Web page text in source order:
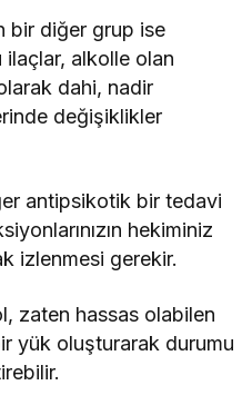
bir diğer grup ise
ilaçlar, alkolle olan
dahi, nadir
değişiklikler
antipsikotik bir tedavi
hekiminiz
izlenmesi gerekir.
zaten hassas olabilen
yük oluşturarak durumu